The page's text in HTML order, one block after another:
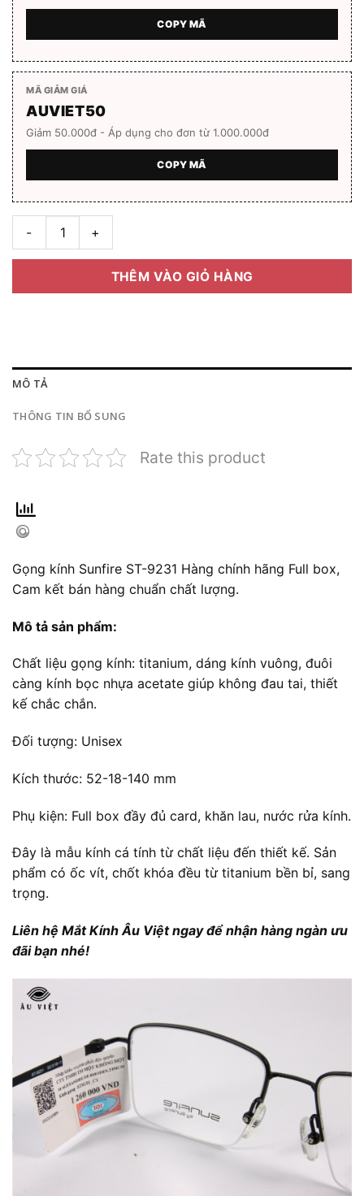
COPY MÃ
MÃ GIẢM GIÁ
AUVIET50
Giảm 50.000đ - Áp dụng cho đơn từ 1.000.000đ
COPY MÃ
Gọng kính Sunfire ST-9231 Hàng chính hãng Full box số lượng
THÊM VÀO GIỎ HÀNG
MÔ TẢ
THÔNG TIN BỔ SUNG
Rate this product
Gọng kính Sunfire ST-9231 Hàng chính hãng Full box,
Cam kết bán hàng chuẩn chất lượng.
Mô tả sản phẩm:
Chất liệu gọng kính: titanium, dáng kính vuông, đuôi
càng kính bọc nhựa acetate giúp không đau tai, thiết
kế chắc chắn.
Đối tượng: Unisex
Kích thước: 52-18-140 mm
Phụ kiện: Full box đầy đủ card, khăn lau, nước rửa kính.
Đây là mẫu kính cá tính từ chất liệu đến thiết kế. Sản
phẩm có ốc vít, chốt khóa đều từ titanium bền bỉ, sang
trọng.
Liên hệ Mắt Kính Âu Việt ngay để nhận hàng ngàn ưu
đãi bạn nhé!